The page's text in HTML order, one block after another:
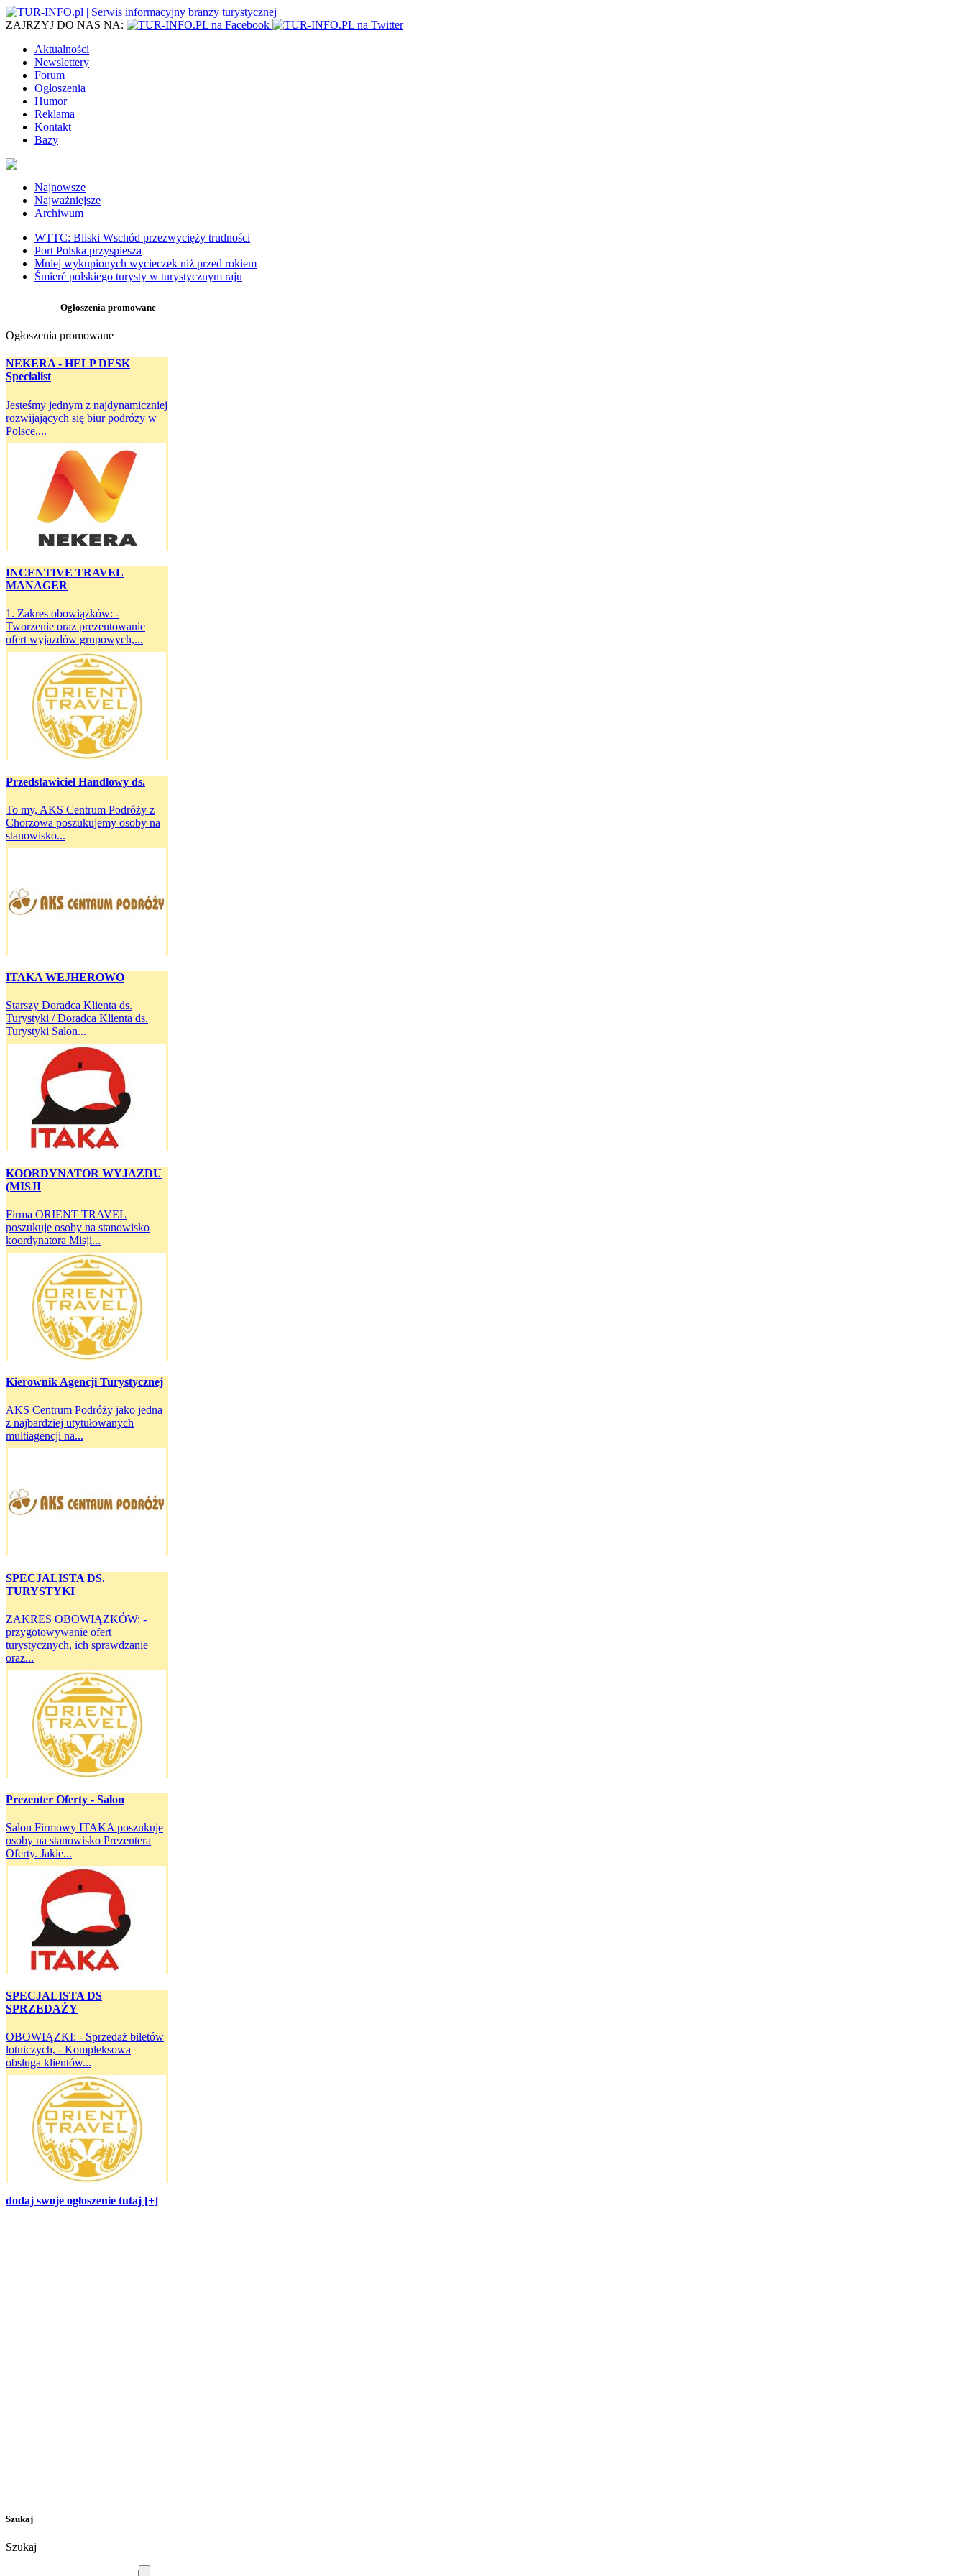
ZAJRZYJ DO NAS NA:
Aktualności
Newslettery
Forum
Ogłoszenia
Humor
Reklama
Kontakt
Bazy
Najnowsze
Najważniejsze
Archiwum
WTTC: Bliski Wschód przezwycięży trudności
Port Polska przyspiesza
Mniej wykupionych wycieczek niż przed rokiem
Śmierć polskiego turysty w turystycznym raju
Ogłoszenia promowane
Ogłoszenia promowane
NEKERA - HELP DESK
Specialist
Jesteśmy jednym z najdynamiczniej
rozwijających się biur podróży w
Polsce,...
INCENTIVE TRAVEL
MANAGER
1. Zakres obowiązków: -
Tworzenie oraz prezentowanie
ofert wyjazdów grupowych,...
Przedstawiciel Handlowy ds.
To my, AKS Centrum Podróży z
Chorzowa poszukujemy osoby na
stanowisko...
ITAKA WEJHEROWO
Starszy Doradca Klienta ds.
Turystyki / Doradca Klienta ds.
Turystyki Salon...
KOORDYNATOR WYJAZDU
(MISJI
Firma ORIENT TRAVEL
poszukuje osoby na stanowisko
koordynatora Misji...
Kierownik Agencji Turystycznej
AKS Centrum Podróży jako jedna
z najbardziej utytułowanych
multiagencji na...
SPECJALISTA DS.
TURYSTYKI
ZAKRES OBOWIĄZKÓW: -
przygotowywanie ofert
turystycznych, ich sprawdzanie
oraz...
Prezenter Oferty - Salon
Salon Firmowy ITAKA poszukuje
osoby na stanowisko Prezentera
Oferty. Jakie...
SPECJALISTA DS
SPRZEDAŻY
OBOWIĄZKI: - Sprzedaż biletów
lotniczych, - Kompleksowa
obsługa klientów...
dodaj swoje ogłoszenie tutaj [+]
Szukaj
Szukaj